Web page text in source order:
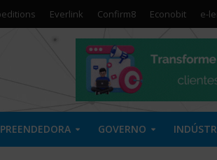
Everlink Confirm8 Econobit e-
GOVERNO